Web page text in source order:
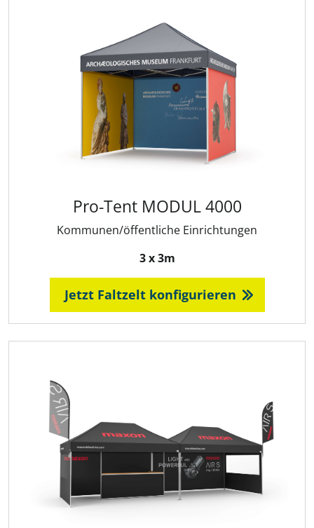
Pro-Tent MODUL 4000
Kommunen/öffentliche Einrichtungen
3 x 3m
Jetzt Faltzelt konfigurieren